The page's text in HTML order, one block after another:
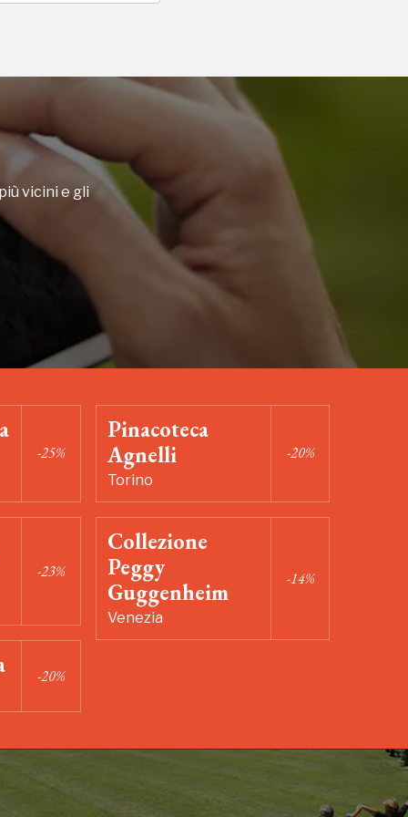
vicini e gli
-25%
Pinacoteca
Agnelli
Torino
-20%
-23%
Collezione
Peggy
Guggenheim
Venezia
-14%
-20%